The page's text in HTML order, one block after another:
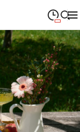
Suche schließen
09:00—19:00
09:00—19:00
09:00—19:00
09:00—19:00